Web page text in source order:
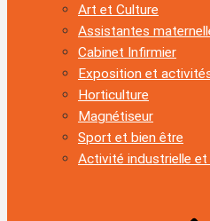
Art et Culture
Assistantes
Cabinet Infirmier
Exposition et
Horticulture
Magnétiseur
Sport et bien être
Activité industrielle et